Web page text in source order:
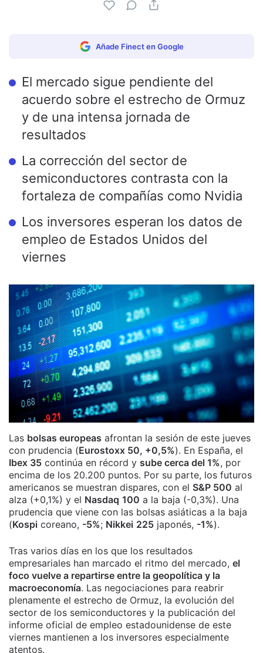
Añade Finect en Google
El mercado sigue pendiente del
acuerdo sobre el estrecho de Ormuz
y de una intensa jornada de
resultados
La corrección del sector de
semiconductores contrasta con la
fortaleza de compañías como Nvidia
Los inversores esperan los datos de
empleo de Estados Unidos del
viernes
Las bolsas europeas afrontan la sesión de este jueves
con prudencia (Eurostoxx 50, +0,5%). En España, el
Ibex 35 continúa en récord y sube cerca del 1%, por
encima de los 20.200 puntos. Por su parte, los futuros
americanos se muestran dispares, con el S&P 500 al
alza (+0,1%) y el Nasdaq 100 a la baja (-0,3%). Una
prudencia que viene con las bolsas asiáticas a la baja
(Kospi coreano, -5%; Nikkei 225 japonés, -1%).
Tras varios días en los que los resultados
empresariales han marcado el ritmo del mercado, el
foco vuelve a repartirse entre la geopolítica y la
macroeconomía. Las negociaciones para reabrir
plenamente el estrecho de Ormuz, la evolución del
sector de los semiconductores y la publicación del
informe oficial de empleo estadounidense de este
viernes mantienen a los inversores especialmente
atentos.